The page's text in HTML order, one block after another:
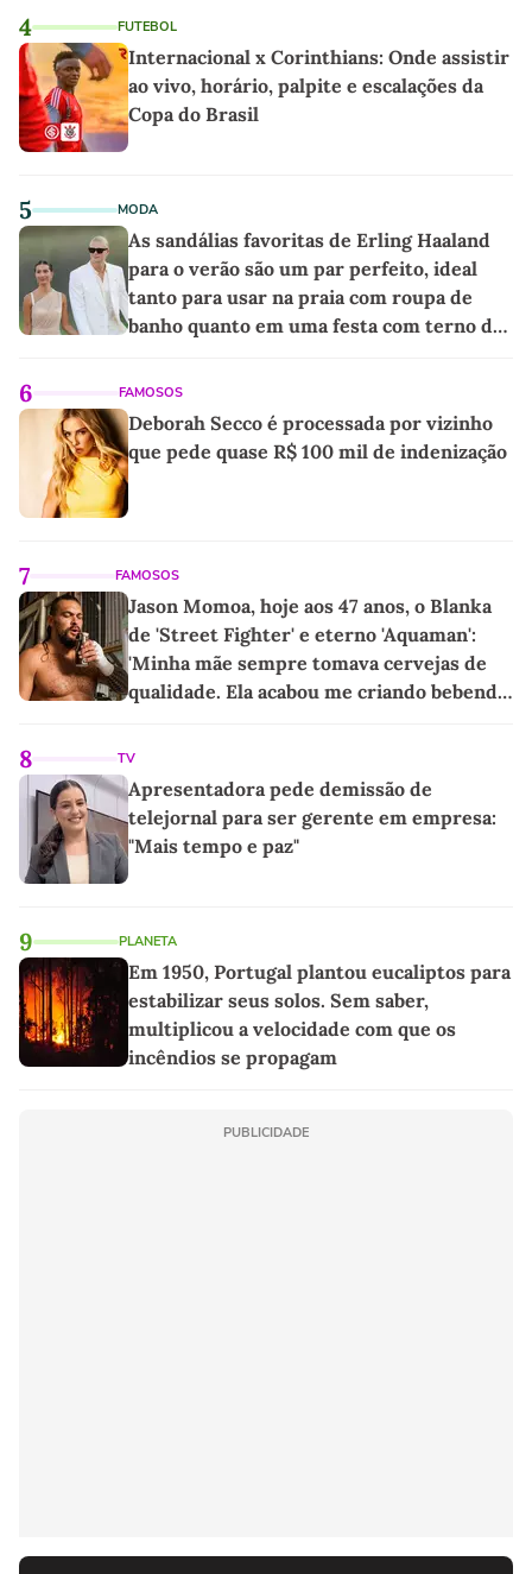
4 FUTEBOL
Internacional x Corinthians: Onde assistir
ao vivo, horário, palpite e escalações da
Copa do Brasil
5 MODA
As sandálias favoritas de Erling Haaland
para o verão são um par perfeito, ideal
tanto para usar na praia com roupa de
banho quanto em uma festa com terno de
6 FAMOSOS
Deborah Secco é processada por vizinho
que pede quase R$ 100 mil de indenização
7 FAMOSOS
Jason Momoa, hoje aos 47 anos, o Blanka
de 'Street Fighter' e eterno 'Aquaman':
'Minha mãe sempre tomava cervejas de
qualidade. Ela acabou me criando bebendo
8 TV
Apresentadora pede demissão de
telejornal para ser gerente em empresa:
"Mais tempo e paz"
9 PLANETA
Em 1950, Portugal plantou eucaliptos para
estabilizar seus solos. Sem saber,
multiplicou a velocidade com que os
incêndios se propagam
PUBLICIDADE